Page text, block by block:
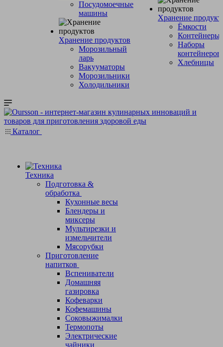
Посудомоечные
машины
Хранение продуктов
Морозильный
ларь
Вакууматоры
Морозильники
Холодильники
Хранение
Ёмкости
Контейнеры
Наборы
контейнеров
Хлебницы
Каталог
Техника
Подготовка &
обработка
Кухонные весы
Блендеры и
миксеры
Мультирезки и
измельчители
Мясорубки
Приготовление
напитков
Вспениватели
Домашняя
газировка
Кофеварки
Кофемашины
Соковыжималки
Термопоты
Электрические
чайники